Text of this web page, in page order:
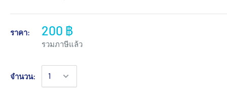
ราคา: 200 ฿
รวมภาษีแล้ว
จำนวน: